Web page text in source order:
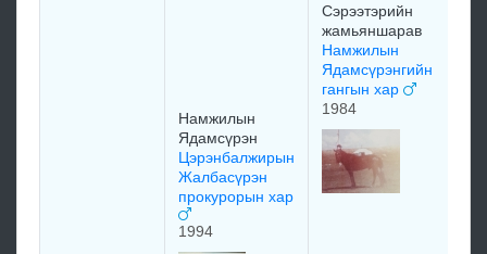
Намжилын
Ядамсүрэн
Цэрэнбалжирын
Жалбасүрэн
прокурорын хар
1994
Сэрээтэрийн
жамьяншарав
Намжилын
Ядамсүрэнгийн
гангын хар
1984